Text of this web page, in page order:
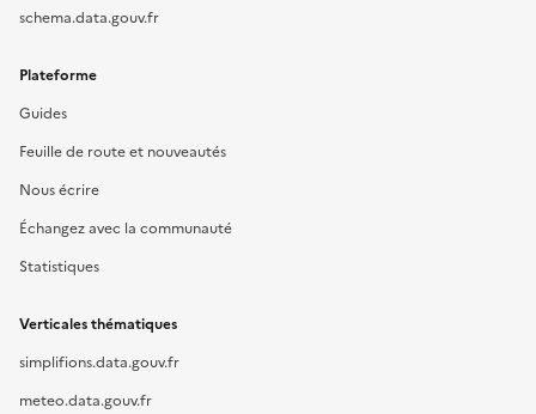
schema.data.gouv.fr
Plateforme
Guides
Feuille de route et nouveautés
Nous écrire
Échangez avec la communauté
Statistiques
Verticales thématiques
simplifions.data.gouv.fr
meteo.data.gouv.fr